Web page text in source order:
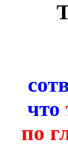
что
по